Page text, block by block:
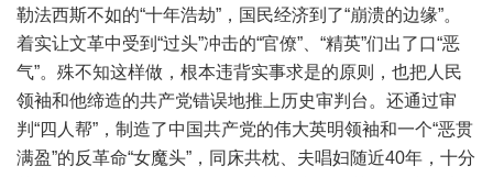
勒法西斯不如的“十年浩劫”，国民经济到了“崩溃的边缘”。
着实让文革中受到“过头”冲击的“官僚”、“精英”们出了口“恶
气”。殊不知这样做，根本违背实事求是的原则，也把人民
领袖和他缔造的共产党错误地推上历史审判台。还通过审
判“四人帮”，制造了中国共产党的伟大英明领袖和一个“恶贯
满盈”的反革命“女魔头”，同床共枕、夫唱妇随近40年，十分